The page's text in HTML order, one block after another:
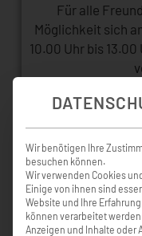
Für alle
Möglichkeit sich
10.00 Uhr bis
Wir benötigen Ihre
besuchen können.
Wir verwenden Cookies
Einige von ihnen sind
Website und Ihre
können verarbeitet werden
Anzeigen und Inhalte oder